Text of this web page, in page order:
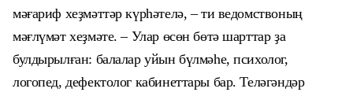
мәғариф хеҙмәттәр күрһәтелә, – ти ведомствоның
мәғлүмәт хеҙмәте. – Улар өсөн бөтә шарттар ҙа
булдырылған: балалар уйын бүлмәһе, психолог,
логопед, дефектолог кабинеттары бар. Теләгәндәр